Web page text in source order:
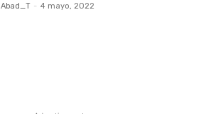
Abad_T - 4 mayo, 2022